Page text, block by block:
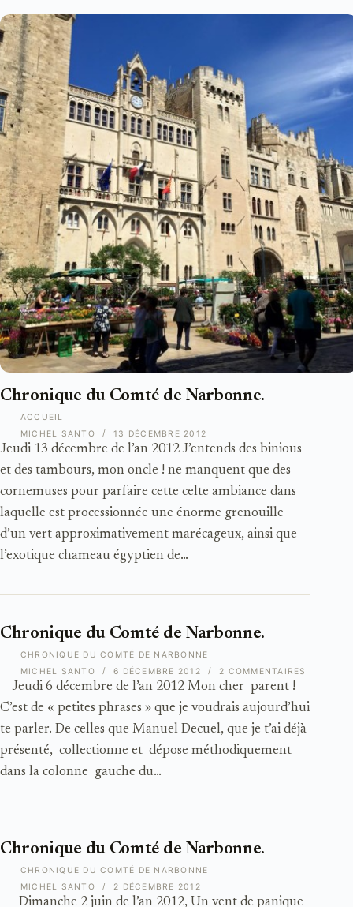
ACCUEIL
Chronique du Comté de Narbonne.
Jeudi 13 décembre de l’an 2012 J’entends des binious
et des tambours, mon oncle ! ne manquent que des
cornemuses pour parfaire cette celte ambiance dans
laquelle est processionnée une énorme grenouille
d’un vert approximativement marécageux, ainsi que
l’exotique chameau égyptien de…
MICHEL SANTO 13 DÉCEMBRE 2012
CHRONIQUE DU COMTÉ DE NARBONNE
Chronique du Comté de Narbonne.
Jeudi 6 décembre de l’an 2012 Mon cher parent !
C’est de « petites phrases » que je voudrais aujourd’hui
te parler. De celles que Manuel Decuel, que je t’ai déjà
présenté, collectionne et dépose méthodiquement
dans la colonne gauche du…
MICHEL SANTO 6 DÉCEMBRE 2012 2 COMMENTAIRES
CHRONIQUE DU COMTÉ DE NARBONNE
Chronique du Comté de Narbonne.
Dimanche 2 juin de l’an 2012, Un vent de panique
MICHEL SANTO 2 DÉCEMBRE 2012